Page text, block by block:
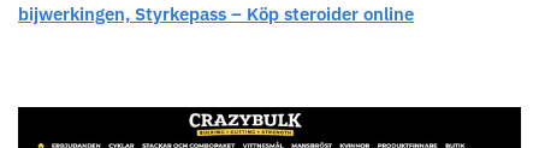
bijwerkingen, Styrkepass – Köp steroider online